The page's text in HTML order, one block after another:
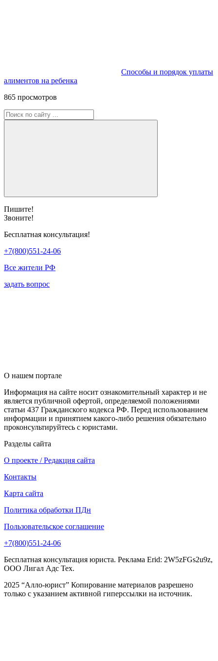
Способы и порядок уплаты
алиментов на ребенка
865 просмотров
Пишите!
Звоните!
Бесплатная консультация!
+7(800)551-24-06
Все жители РФ
задать вопрос
О нашем портале
Информация на сайте носит ознакомительный характер и не
является публичной офертой, определяемой положениями
статьи 437 Гражданского кодекса РФ. Перед использованием
информации и принятием какого-либо решения обязательно
проконсультируйтесь с юристами.
Разделы сайта
О проекте / Редакция сайта
Контакты
Карта сайта
Политика обработки ПДн
Пользовательское соглашение
+7(800)551-24-06
Бесплатная консультация юриста. Реклама Erid: 2W5zFGs2u9z,
ООО Лигал Адс Тех.
2025 “Алло-юрист” Копирование материалов разрешено
только с указанием активной гиперссылки на источник.